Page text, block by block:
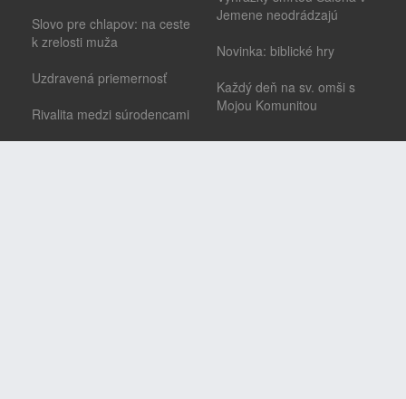
Slovo pre chlapov: na ceste
k zrelosti muža
Uzdravená priemernosť
Rivalita medzi súrodencami
Jemene neodrádzajú
Novinka: biblické hry
Každý deň na sv. omši s
Mojou Komunitou